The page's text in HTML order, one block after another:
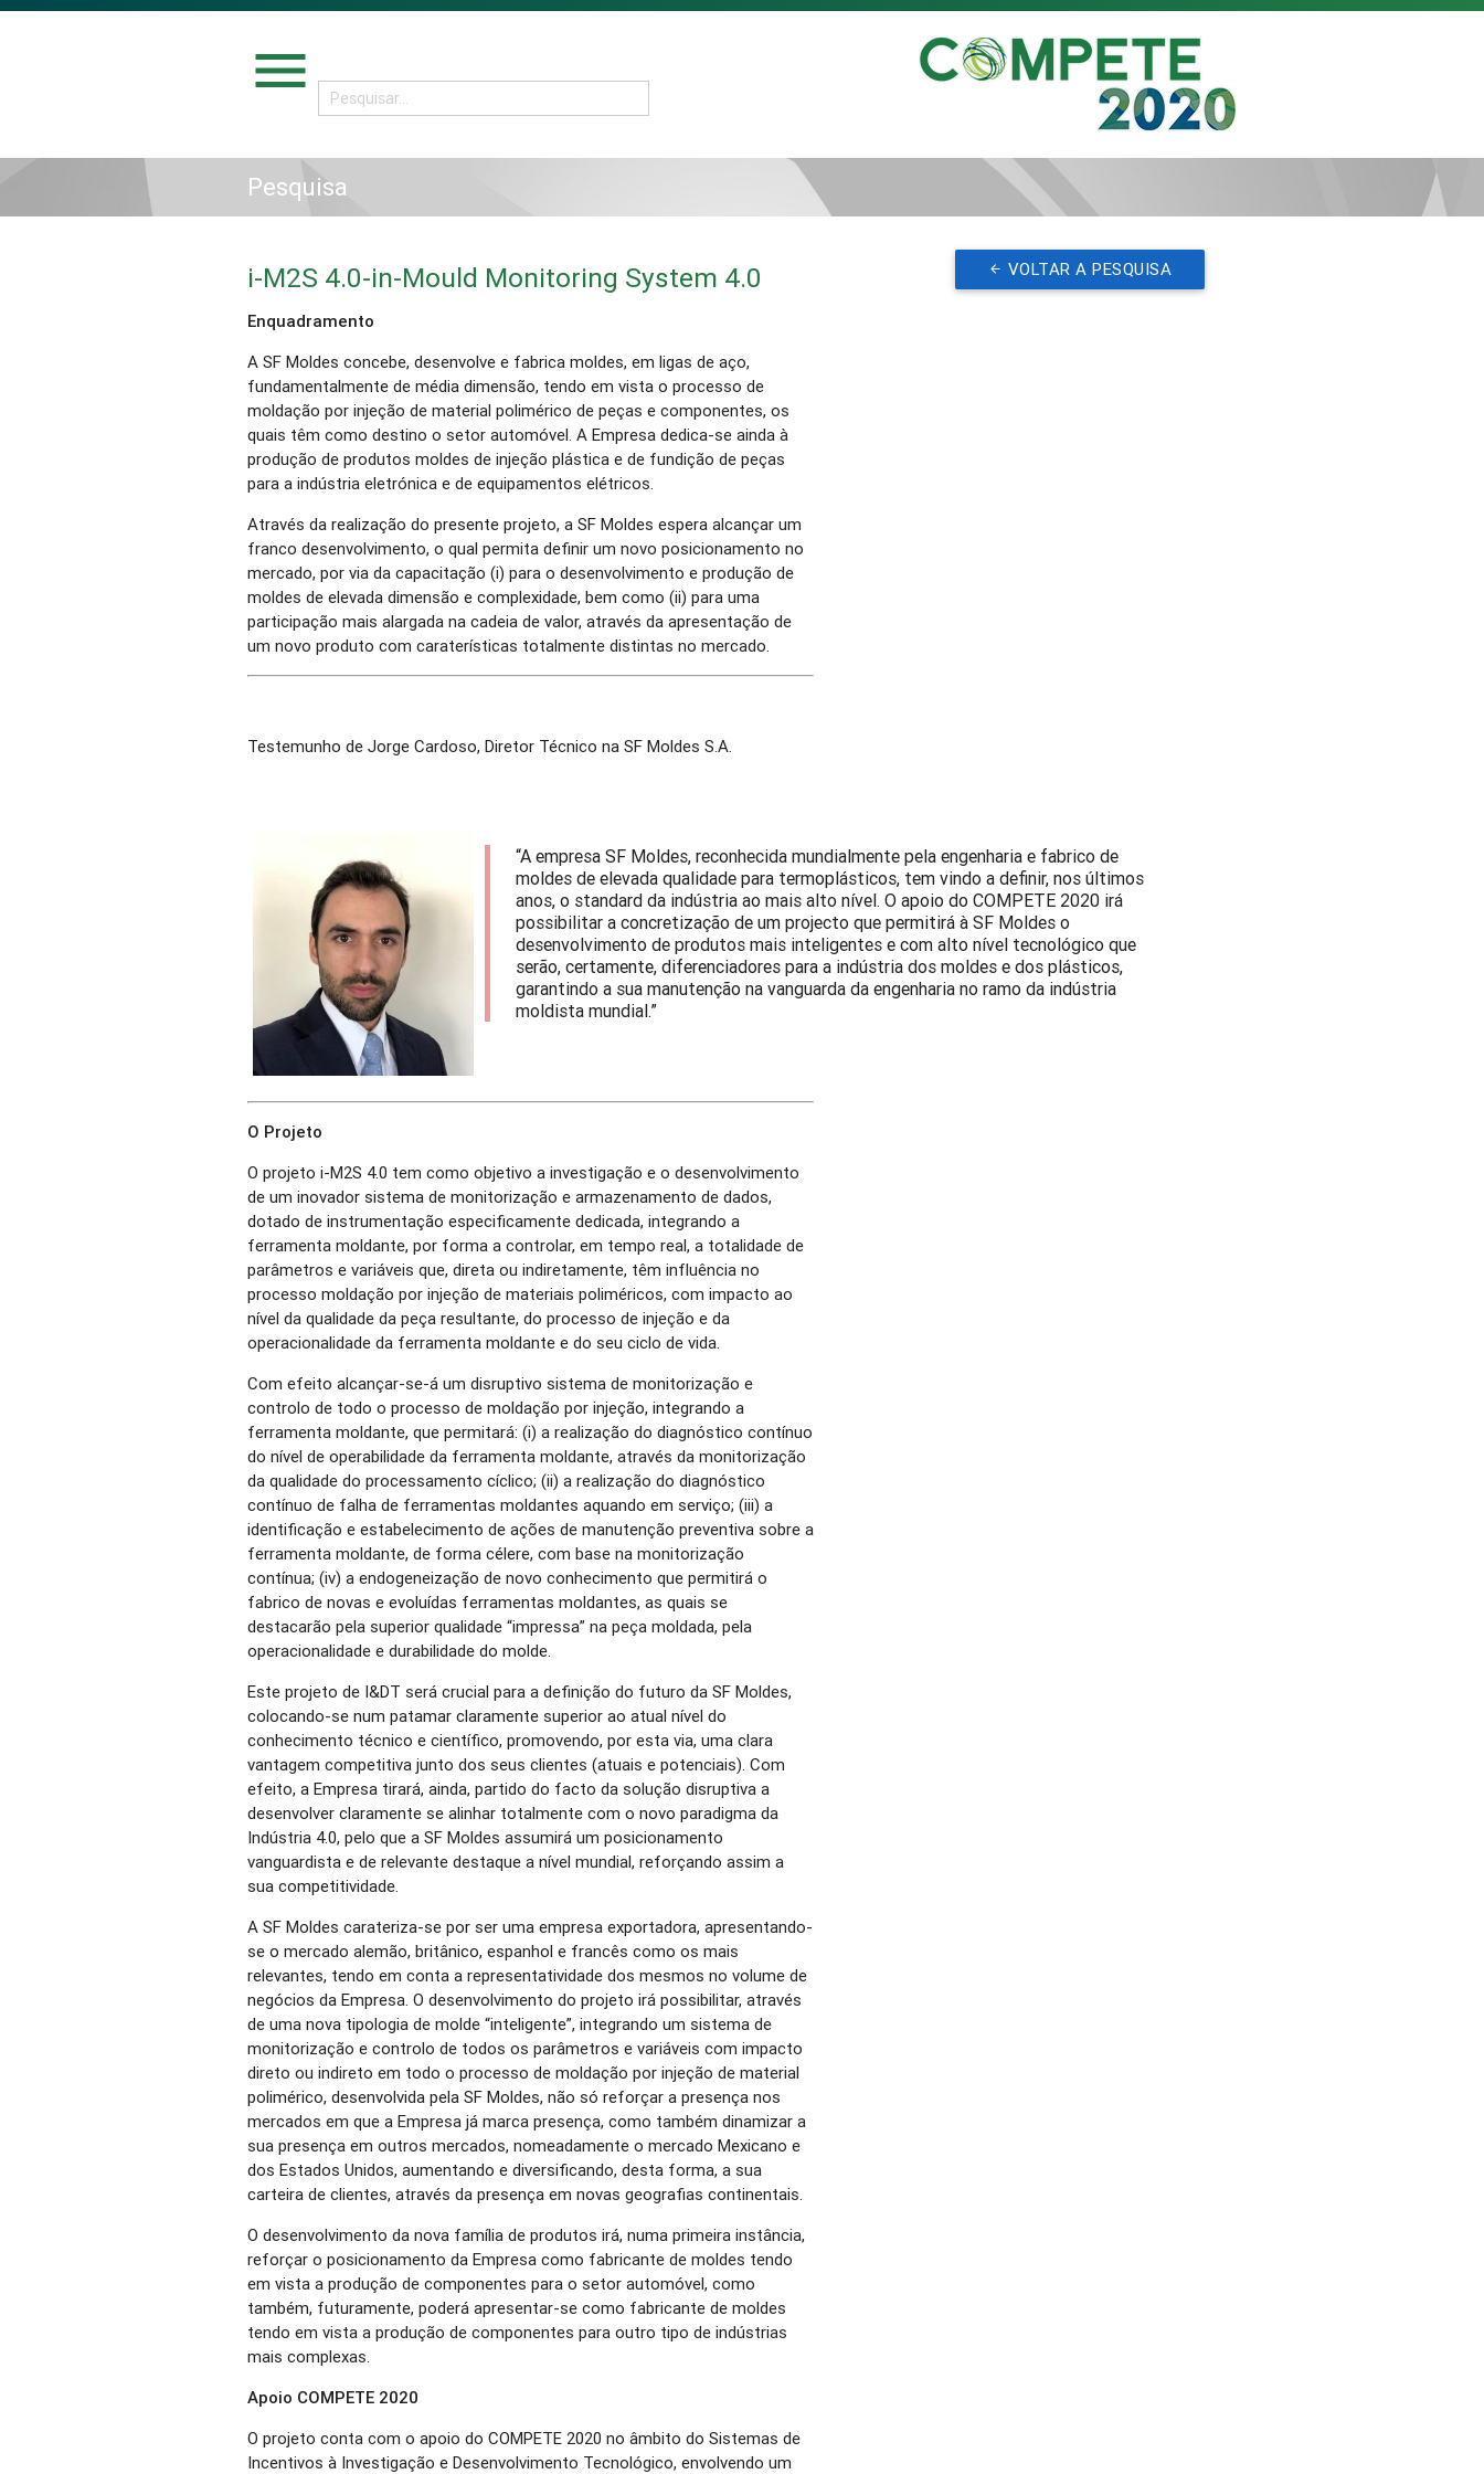
menu
Pesquisa
i-M2S 4.0-in-Mould Monitoring System 4.0
Enquadramento
A SF Moldes concebe, desenvolve e fabrica moldes, em ligas de aço,
fundamentalmente de média dimensão, tendo em vista o processo de
moldação por injeção de material polimérico de peças e componentes, os
quais têm como destino o setor automóvel. A Empresa dedica-se ainda à
produção de produtos moldes de injeção plástica e de fundição de peças
para a indústria eletrónica e de equipamentos elétricos.
Através da realização do presente projeto, a SF Moldes espera alcançar um
franco desenvolvimento, o qual permita definir um novo posicionamento no
mercado, por via da capacitação (i) para o desenvolvimento e produção de
moldes de elevada dimensão e complexidade, bem como (ii) para uma
participação mais alargada na cadeia de valor, através da apresentação de
um novo produto com caraterísticas totalmente distintas no mercado.
Testemunho de Jorge Cardoso, Diretor Técnico na SF Moldes S.A.
“A empresa SF Moldes, reconhecida mundialmente pela engenharia e fabrico de
moldes de elevada qualidade para termoplásticos, tem vindo a definir, nos últimos
anos, o standard da indústria ao mais alto nível. O apoio do COMPETE 2020 irá
possibilitar a concretização de um projecto que permitirá à SF Moldes o
desenvolvimento de produtos mais inteligentes e com alto nível tecnológico que
serão, certamente, diferenciadores para a indústria dos moldes e dos plásticos,
garantindo a sua manutenção na vanguarda da engenharia no ramo da indústria
moldista mundial.”
O Projeto
O projeto i-M2S 4.0 tem como objetivo a investigação e o desenvolvimento
de um inovador sistema de monitorização e armazenamento de dados,
dotado de instrumentação especificamente dedicada, integrando a
ferramenta moldante, por forma a controlar, em tempo real, a totalidade de
parâmetros e variáveis que, direta ou indiretamente, têm influência no
processo moldação por injeção de materiais poliméricos, com impacto ao
nível da qualidade da peça resultante, do processo de injeção e da
operacionalidade da ferramenta moldante e do seu ciclo de vida.
Com efeito alcançar-se-á um disruptivo sistema de monitorização e
controlo de todo o processo de moldação por injeção, integrando a
ferramenta moldante, que permitará: (i) a realização do diagnóstico contínuo
do nível de operabilidade da ferramenta moldante, através da monitorização
da qualidade do processamento cíclico; (ii) a realização do diagnóstico
contínuo de falha de ferramentas moldantes aquando em serviço; (iii) a
identificação e estabelecimento de ações de manutenção preventiva sobre a
ferramenta moldante, de forma célere, com base na monitorização
contínua; (iv) a endogeneização de novo conhecimento que permitirá o
fabrico de novas e evoluídas ferramentas moldantes, as quais se
destacarão pela superior qualidade “impressa” na peça moldada, pela
operacionalidade e durabilidade do molde.
Este projeto de I&DT será crucial para a definição do futuro da SF Moldes,
colocando-se num patamar claramente superior ao atual nível do
conhecimento técnico e científico, promovendo, por esta via, uma clara
vantagem competitiva junto dos seus clientes (atuais e potenciais). Com
efeito, a Empresa tirará, ainda, partido do facto da solução disruptiva a
desenvolver claramente se alinhar totalmente com o novo paradigma da
Indústria 4.0, pelo que a SF Moldes assumirá um posicionamento
vanguardista e de relevante destaque a nível mundial, reforçando assim a
sua competitividade.
A SF Moldes carateriza-se por ser uma empresa exportadora, apresentando-
se o mercado alemão, britânico, espanhol e francês como os mais
relevantes, tendo em conta a representatividade dos mesmos no volume de
negócios da Empresa. O desenvolvimento do projeto irá possibilitar, através
de uma nova tipologia de molde “inteligente”, integrando um sistema de
monitorização e controlo de todos os parâmetros e variáveis com impacto
direto ou indireto em todo o processo de moldação por injeção de material
polimérico, desenvolvida pela SF Moldes, não só reforçar a presença nos
mercados em que a Empresa já marca presença, como também dinamizar a
sua presença em outros mercados, nomeadamente o mercado Mexicano e
dos Estados Unidos, aumentando e diversificando, desta forma, a sua
carteira de clientes, através da presença em novas geografias continentais.
O desenvolvimento da nova família de produtos irá, numa primeira instância,
reforçar o posicionamento da Empresa como fabricante de moldes tendo
em vista a produção de componentes para o setor automóvel, como
também, futuramente, poderá apresentar-se como fabricante de moldes
tendo em vista a produção de componentes para outro tipo de indústrias
mais complexas.
Apoio COMPETE 2020
O projeto conta com o apoio do COMPETE 2020 no âmbito do Sistemas de
Incentivos à Investigação e Desenvolvimento Tecnológico, envolvendo um
VOLTAR A PESQUISA